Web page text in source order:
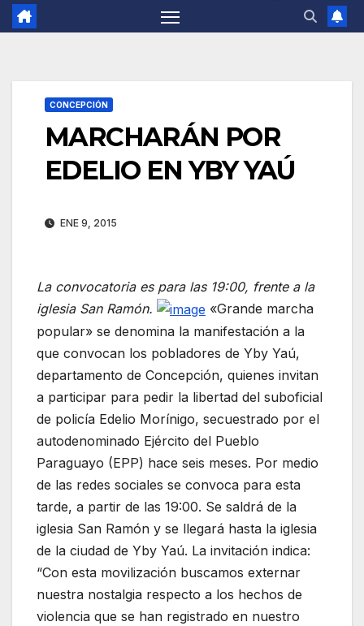
CONCEPCIÓN
MARCHARÁN POR
EDELIO EN YBY YAÚ
ENE 9, 2015
La convocatoria es para las 19:00, frente a la
iglesia San Ramón.
«Grande marcha
popular» se denomina la manifestación a la
que convocan los pobladores de Yby Yaú,
departamento de Concepción, quienes invitan
a participar para pedir la libertad del suboficial
de policía Edelio Morínigo, secuestrado por el
autodenominado Ejército del Pueblo
Paraguayo (EPP) hace seis meses. Por medio
de las redes sociales se convoca para esta
tarde, a partir de las 19:00. Se saldrá de la
iglesia San Ramón y se llegará hasta la iglesia
de la ciudad de Yby Yaú. La invitación indica:
“Con esta movilización buscamos externar
nuestra nostalgia respecto a los hechos de
violencia que se han registrado en nuestro